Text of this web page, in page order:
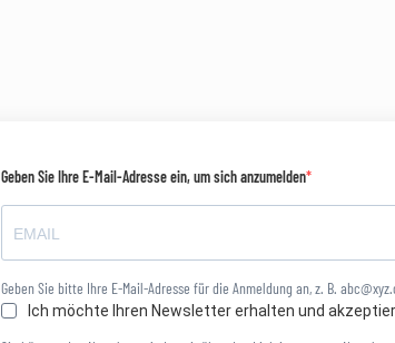
Geben Sie Ihre E-Mail-Adresse ein, um sich anzumelden
Geben Sie bitte Ihre E-Mail-Adresse für die Anmeldung an, z. B.
Ich möchte Ihren Newsletter erhalten und